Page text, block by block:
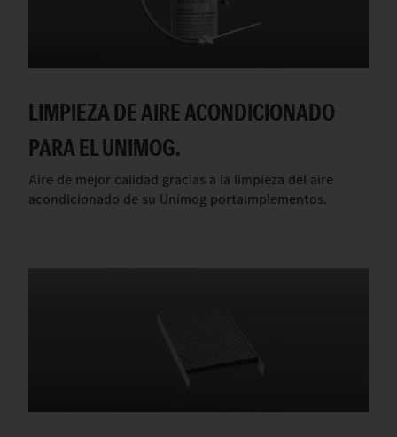
LIMPIEZA DE AIRE ACONDICIONADO
PARA EL UNIMOG.
Aire de mejor calidad gracias a la limpieza del aire
acondicionado de su Unimog portaimplementos.